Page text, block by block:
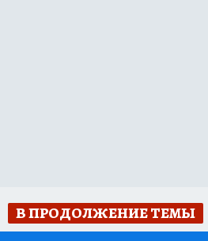
В ПРОДОЛЖЕНИЕ ТЕМЫ